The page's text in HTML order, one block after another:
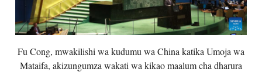
Fu Cong, mwakilishi wa kudumu wa China katika Umoja wa
Mataifa, akizungumza wakati wa kikao maalum cha dharura